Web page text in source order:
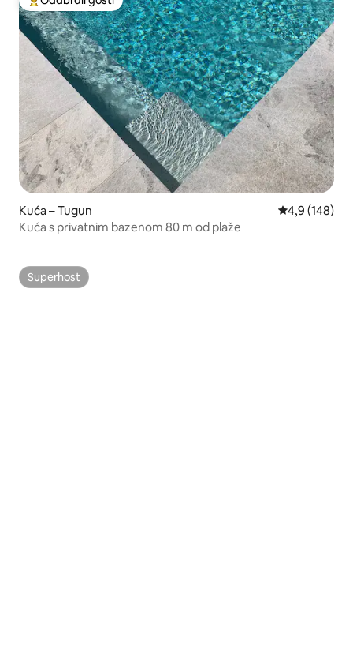
Među najviše rangiranima s oznakom „Odabrali gosti”
Kuća – Tugun Prosječna
4,9 (148)
Kuća s privatnim bazenom 80 m od plaže
Superhost
Superhost